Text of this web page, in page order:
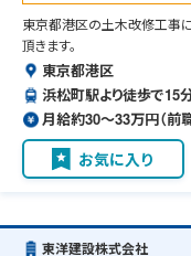
東京都港区の土木改修工事
頂きます。
東京都港区
浜松町駅より徒歩で15
月給約30〜33万円（前
お気に入り
東洋建設株式会社